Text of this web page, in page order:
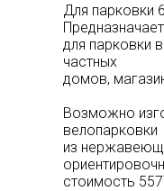
Для парковки
для парковки
частных
домов,
Возможно
велопарковки
из
стоимость